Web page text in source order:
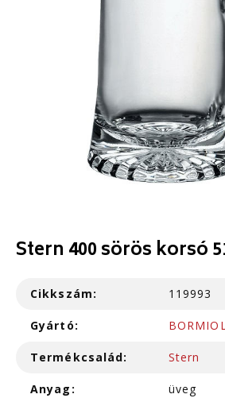
Stern 400 sörös korsó
Cikkszám: 119993
Gyártó:
Termékcsalád: Stern
Anyag: üveg